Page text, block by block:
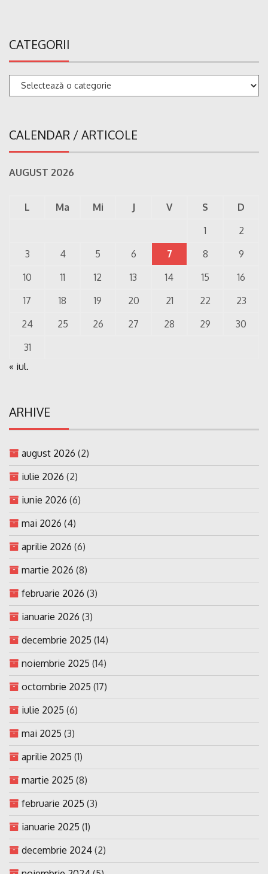
CATEGORII
Categorii
CALENDAR / ARTICOLE
AUGUST 2026
L Ma Mi J V S
D
1
2
3
4 5 6 7 8
9
10
11 12 13 14 15
16
17
18 19 20 21 22
23
24
25 26 27 28 29
30
31
« iul.
ARHIVE
august 2026 (2)
iulie 2026 (2)
iunie 2026 (6)
mai 2026 (4)
aprilie 2026 (6)
martie 2026 (8)
februarie 2026 (3)
ianuarie 2026 (3)
decembrie 2025 (14)
noiembrie 2025 (14)
octombrie 2025 (17)
iulie 2025 (6)
mai 2025 (3)
aprilie 2025 (1)
martie 2025 (8)
februarie 2025 (3)
ianuarie 2025 (1)
decembrie 2024 (2)